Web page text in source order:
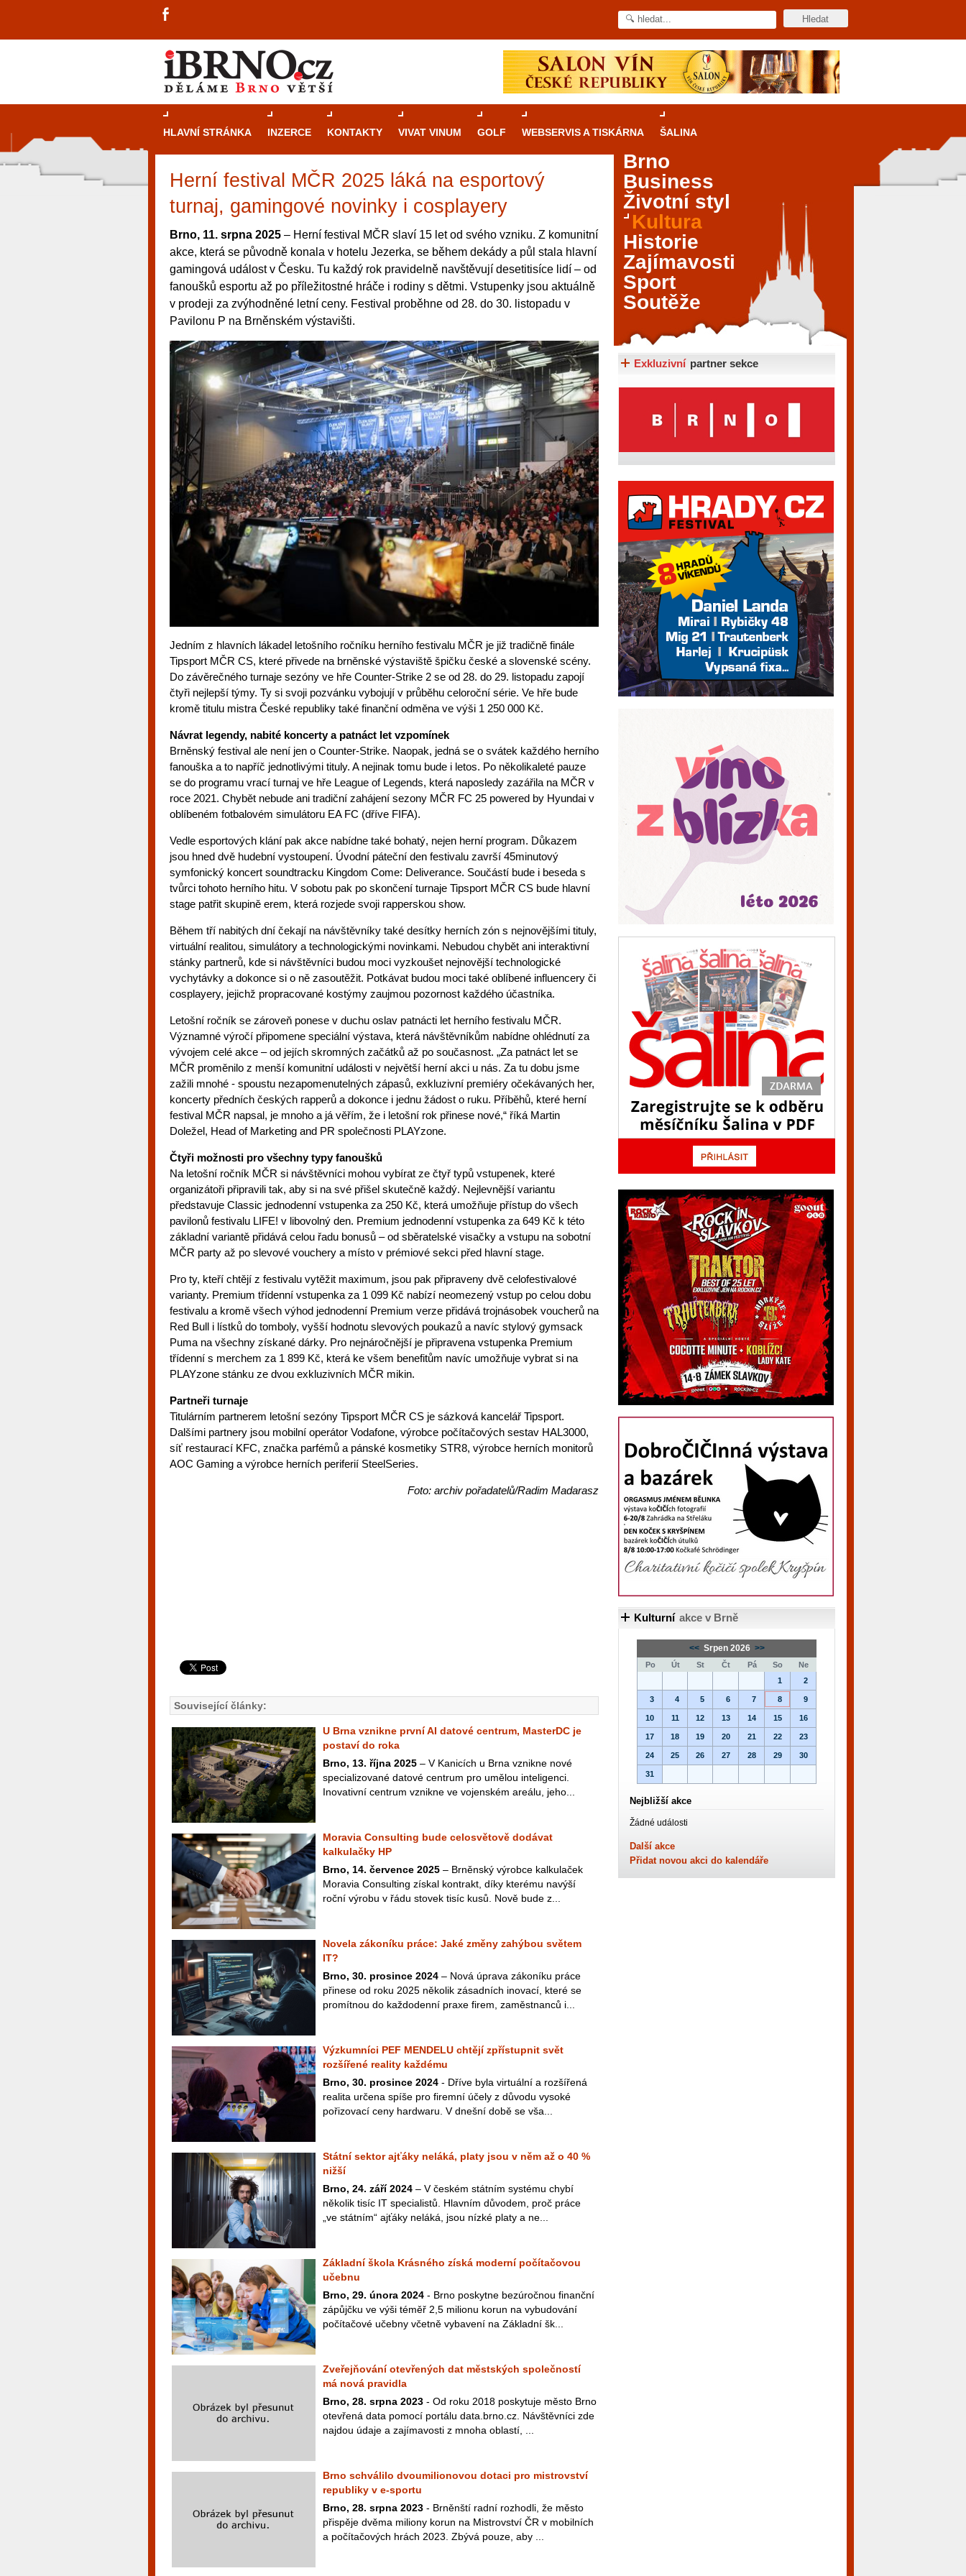
HLAVNÍ STRÁNKA INZERCE KONTAKTY VIVAT VINUM GOLF WEBSERVIS A TISKÁRNA ŠALINA
Herní festival MČR 2025 láká na esportový
turnaj, gamingové novinky i cosplayery
Brno, 11. srpna 2025 – Herní festival MČR slaví 15 let od svého vzniku. Z komunitní
akce, která se původně konala v hotelu Jezerka, se během dekády a půl stala hlavní
gamingová událost v Česku. Tu každý rok pravidelně navštěvují desetitisíce lidí – od
fanoušků esportu až po příležitostné hráče i rodiny s dětmi. Vstupenky jsou aktuálně
v prodeji za zvýhodněné letní ceny. Festival proběhne od 28. do 30. listopadu v
Pavilonu P na Brněnském výstavišti.
Jedním z hlavních lákadel letošního ročníku herního festivalu MČR je již tradičně finále
Tipsport MČR CS, které přivede na brněnské výstaviště špičku české a slovenské scény.
Do závěrečného turnaje sezóny ve hře Counter-Strike 2 se od 28. do 29. listopadu zapojí
čtyři nejlepší týmy. Ty si svoji pozvánku vybojují v průběhu celoroční série. Ve hře bude
kromě titulu mistra České republiky také finanční odměna ve výši 1 250 000 Kč.
Návrat legendy, nabité koncerty a patnáct let vzpomínek
Brněnský festival ale není jen o Counter-Strike. Naopak, jedná se o svátek každého herního
fanouška a to napříč jednotlivými tituly. A nejinak tomu bude i letos. Po několikaleté pauze
se do programu vrací turnaj ve hře League of Legends, která naposledy zazářila na MČR v
roce 2021. Chybět nebude ani tradiční zahájení sezony MČR FC 25 powered by Hyundai v
oblíbeném fotbalovém simulátoru EA FC (dříve FIFA).
Vedle esportových klání pak akce nabídne také bohatý, nejen herní program. Důkazem
jsou hned dvě hudební vystoupení. Úvodní páteční den festivalu završí 45minutový
symfonický koncert soundtracku Kingdom Come: Deliverance. Součástí bude i beseda s
tvůrci tohoto herního hitu. V sobotu pak po skončení turnaje Tipsport MČR CS bude hlavní
stage patřit skupině erem, která rozjede svoji rapperskou show.
Během tří nabitých dní čekají na návštěvníky také desítky herních zón s nejnovějšími tituly,
virtuální realitou, simulátory a technologickými novinkami. Nebudou chybět ani interaktivní
stánky partnerů, kde si návštěvníci budou moci vyzkoušet nejnovější technologické
vychytávky a dokonce si o ně zasoutěžit. Potkávat budou moci také oblíbené influencery či
cosplayery, jejichž propracované kostýmy zaujmou pozornost každého účastníka.
Letošní ročník se zároveň ponese v duchu oslav patnácti let herního festivalu MČR.
Významné výročí připomene speciální výstava, která návštěvníkům nabídne ohlédnutí za
vývojem celé akce – od jejích skromných začátků až po současnost. „Za patnáct let se
MČR proměnilo z menší komunitní události v největší herní akci u nás. Za tu dobu jsme
zažili mnohé - spoustu nezapomenutelných zápasů, exkluzivní premiéry očekávaných her,
koncerty předních českých rapperů a dokonce i jednu žádost o ruku. Příběhů, které herní
festival MČR napsal, je mnoho a já věřím, že i letošní rok přinese nové,“ říká Martin
Doležel, Head of Marketing and PR společnosti PLAYzone.
Čtyři možnosti pro všechny typy fanoušků
Na letošní ročník MČR si návštěvníci mohou vybírat ze čtyř typů vstupenek, které
organizátoři připravili tak, aby si na své přišel skutečně každý. Nejlevnější variantu
představuje Classic jednodenní vstupenka za 250 Kč, která umožňuje přístup do všech
pavilonů festivalu LIFE! v libovolný den. Premium jednodenní vstupenka za 649 Kč k této
základní variantě přidává celou řadu bonusů – od sběratelské visačky a vstupu na sobotní
MČR party až po slevové vouchery a místo v prémiové sekci před hlavní stage.
Pro ty, kteří chtějí z festivalu vytěžit maximum, jsou pak připraveny dvě celofestivalové
varianty. Premium třídenní vstupenka za 1 099 Kč nabízí neomezený vstup po celou dobu
festivalu a kromě všech výhod jednodenní Premium verze přidává trojnásobek voucherů na
Red Bull i lístků do tomboly, vyšší hodnotu slevových poukazů a navíc stylový gymsack
Puma na všechny získané dárky. Pro nejnáročnější je připravena vstupenka Premium
třídenní s merchem za 1 899 Kč, která ke všem benefitům navíc umožňuje vybrat si na
PLAYzone stánku ze dvou exkluzivních MČR mikin.
Partneři turnaje
Titulárním partnerem letošní sezóny Tipsport MČR CS je sázková kancelář Tipsport.
Dalšími partnery jsou mobilní operátor Vodafone, výrobce počítačových sestav HAL3000,
síť restaurací KFC, značka parfémů a pánské kosmetiky STR8, výrobce herních monitorů
AOC Gaming a výrobce herních periferií SteelSeries.
Foto: archiv pořadatelů/Radim Madarasz
Související články:
U Brna vznikne první AI datové centrum, MasterDC je
postaví do roka
Brno, 13. října 2025 – V Kanicích u Brna vznikne nové
specializované datové centrum pro umělou inteligenci.
Inovativní centrum vznikne ve vojenském areálu, jeho...
Moravia Consulting bude celosvětově dodávat
kalkulačky HP
Brno, 14. července 2025 – Brněnský výrobce kalkulaček
Moravia Consulting získal kontrakt, díky kterému navýší
roční výrobu v řádu stovek tisíc kusů. Nově bude z...
Novela zákoníku práce: Jaké změny zahýbou světem
IT?
Brno, 30. prosince 2024 – Nová úprava zákoníku práce
přinese od roku 2025 několik zásadních inovací, které se
promítnou do každodenní praxe firem, zaměstnanců i...
Výzkumníci PEF MENDELU chtějí zpřístupnit svět
rozšířené reality každému
Brno, 30. prosince 2024 - Dříve byla virtuální a rozšířená
realita určena spíše pro firemní účely z důvodu vysoké
pořizovací ceny hardwaru. V dnešní době se vša...
Státní sektor ajťáky neláká, platy jsou v něm až o 40 %
nižší
Brno, 24. září 2024 – V českém státním systému chybí
několik tisíc IT specialistů. Hlavním důvodem, proč práce
„ve státním“ ajťáky neláká, jsou nízké platy a ne...
Základní škola Krásného získá moderní počítačovou
učebnu
Brno, 29. února 2024 - Brno poskytne bezúročnou finanční
zápůjčku ve výši téměř 2,5 milionu korun na vybudování
počítačové učebny včetně vybavení na Základní šk...
Zveřejňování otevřených dat městských společností
má nová pravidla
Brno, 28. srpna 2023 - Od roku 2018 poskytuje město Brno
otevřená data pomocí portálu data.brno.cz. Návštěvníci zde
najdou údaje a zajímavosti z mnoha oblastí, ...
Brno schválilo dvoumilionovou dotaci pro mistrovství
republiky v e-sportu
Brno, 28. srpna 2023 - Brněnští radní rozhodli, že město
přispěje dvěma miliony korun na Mistrovství ČR v mobilních
a počítačových hrách 2023. Zbývá pouze, aby ...
Průvodcekasinovými hrami v Brně: Od
rulety po video automaty
Brno je městem známým pro zajímavé památky, skvělé
restaurace, divadla a univerzity. Mimo jiné je ale také
místem, kde si můžete legálně a bezpečně vyzkoušet
různé kasinové hry. V neustále kvetoucí moravské
metropoli naleznete širokou nabídku her od klasické
rulety až po moderní automaty jak pro pravidelné
návštěvníky, tak pro příležitostné hráče. V...
Brno
Business
Životní styl
Kultura
Historie
Zajímavosti
Sport
Soutěže
Exkluzivní partner sekce
Kulturní akce v Brně
<< Srpen 2026 >>
Po Út St Čt Pá So
Ne
1
2
3 4 5 6 7 8 9
10 11 12 13 14 15 16
17 18 19 20 21 22 23
24 25 26 27 28 29 30
31
Nejbližší akce
Žádné události
Další akce
Přidat novou akci do kalendáře